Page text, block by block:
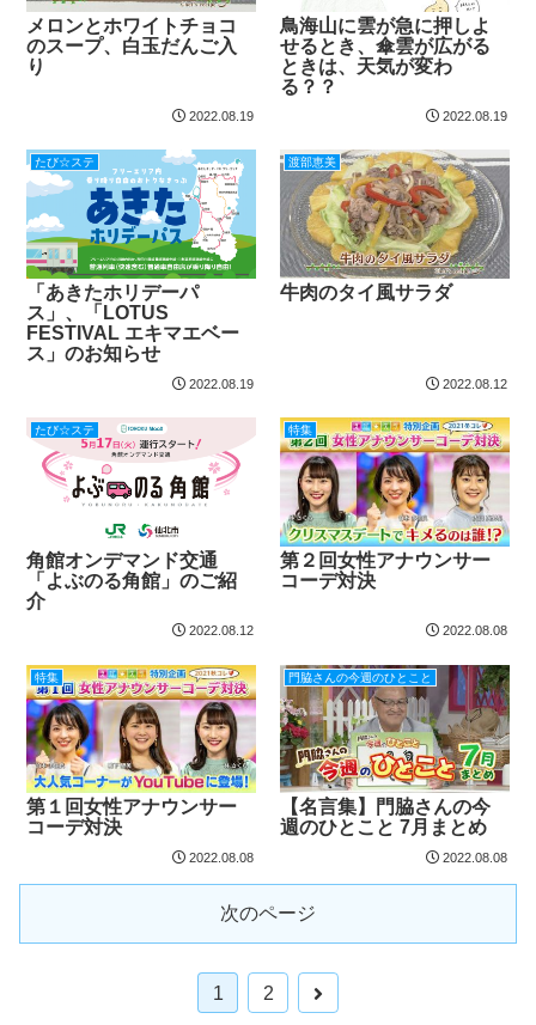
メロンとホワイトチョコ
のスープ、白玉だんご入
り
2022.08.19
鳥海山に雲が急に押しよ
せるとき、傘雲が広がる
ときは、天気が変わ
る？？
2022.08.19
たび☆ステ
「あきたホリデーパ
ス」、「LOTUS
FESTIVAL エキマエベー
ス」のお知らせ
2022.08.19
渡部恵美
牛肉のタイ風サラダ
2022.08.12
たび☆ステ
角館オンデマンド交通
「よぶのる角館」のご紹
介
2022.08.12
特集
第２回女性アナウンサー
コーデ対決
2022.08.08
特集
第１回女性アナウンサー
コーデ対決
2022.08.08
門脇さんの今週のひとこと
【名言集】門脇さんの今
週のひとこと 7月まとめ
2022.08.08
次のページ
1 2